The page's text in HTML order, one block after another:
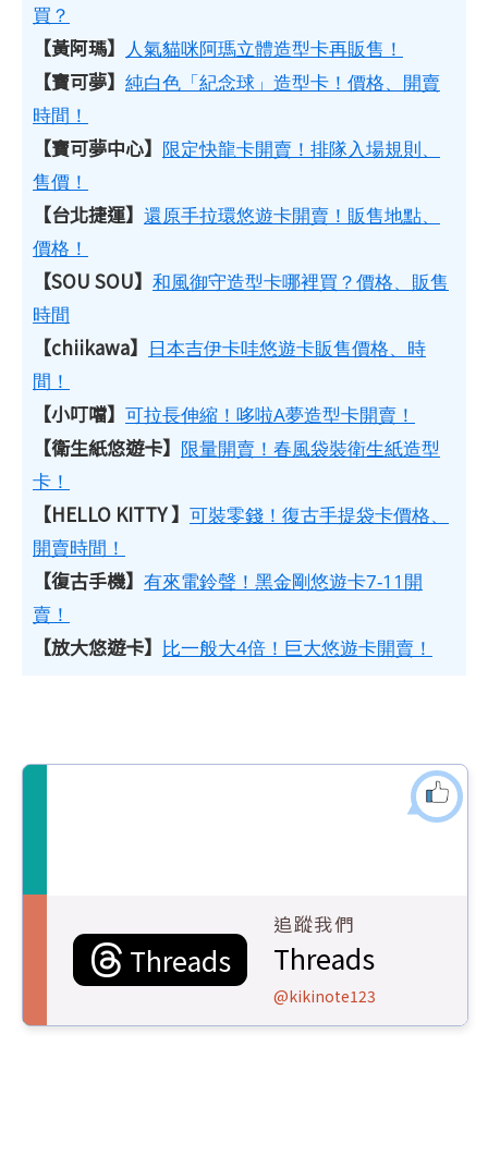
買？
【黃阿瑪】 人氣貓咪阿瑪立體造型卡再販售！
【寶可夢】 純白色「紀念球」造型卡！價格、開賣
時間！
【寶可夢中心】 限定快龍卡開賣！排隊入場規則、
售價！
【台北捷運】 還原手拉環悠遊卡開賣！販售地點、
價格！
【SOU SOU】 和風御守造型卡哪裡買？價格、販售
時間
【chiikawa】 日本吉伊卡哇悠遊卡販售價格、時
間！
【小叮噹】 可拉長伸縮！哆啦A夢造型卡開賣！
【衛生紙悠遊卡】 限量開賣！春風袋裝衛生紙造型
卡！
【HELLO KITTY 】 可裝零錢！復古手提袋卡價格、
開賣時間！
【復古手機】 有來電鈴聲！黑金剛悠遊卡7-11開
賣！
【放大悠遊卡】 比一般大4倍！巨大悠遊卡開賣！
Threads
追蹤我們
Threads
@kikinote123